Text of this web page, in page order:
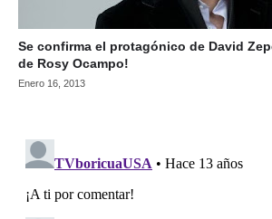
Se confirma el protagónico de David
de Rosy Ocampo!
Enero 16, 2013